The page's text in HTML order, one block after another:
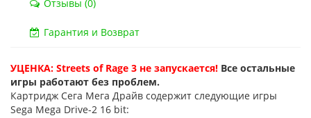
Отзывы (0)
Гарантия и Возврат
УЦЕНКА: Streets of Rage 3 не запускается! Все остальные
игры работают без проблем.
Картридж Сега Мега Драйв содержит следующие игры
Sega Mega Drive-2 16 bit: